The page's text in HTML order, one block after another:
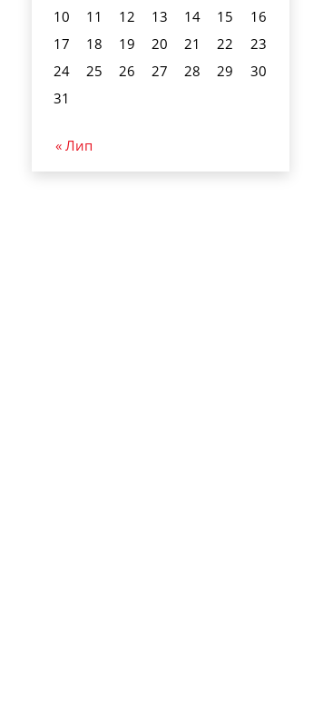
10
11 12 13 14 15
16
17
18 19 20 21 22
23
24
25 26 27 28 29
30
31
« Лип